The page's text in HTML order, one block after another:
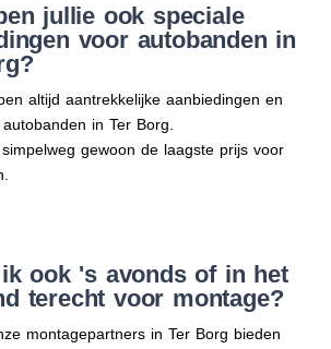
jullie ook speciale
voor autobanden in
altijd aantrekkelijke aanbiedingen en
in Ter Borg.
gewoon de laagste prijs voor
ook 's avonds of in het
terecht voor montage?
montagepartners in Ter Borg bieden